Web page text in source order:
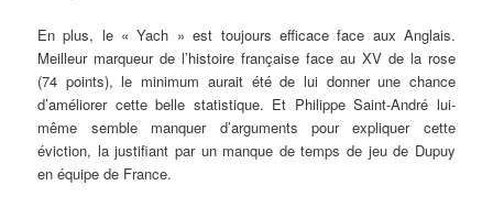
En plus, le « Yach » est toujours efficace face aux Anglais.
Meilleur marqueur de l’histoire française face au XV de la rose
(74 points), le minimum aurait été de lui donner une chance
d’améliorer cette belle statistique. Et Philippe Saint-André lui-
même semble manquer d’arguments pour expliquer cette
éviction, la justifiant par un manque de temps de jeu de Dupuy
en équipe de France.